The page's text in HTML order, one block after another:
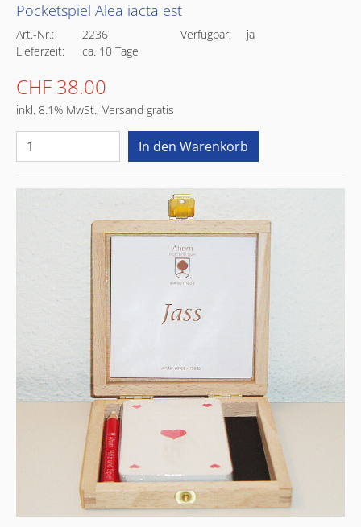
Pocketspiel Alea iacta est
Art.-Nr.: 2236 Verfügbar:
ja
Lieferzeit:
ca. 10 Tage
CHF 38.00
inkl. 8.1% MwSt., Versand gratis